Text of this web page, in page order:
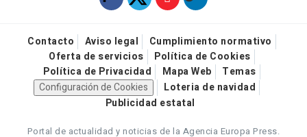
Contacto Aviso legal
Cumplimiento normativo
Oferta de servicios
Política de Cookies
Política de Privacidad
Mapa Web
Temas
Configuración de Cookies
Loteria de navidad
Publicidad estatal
Portal de actualidad y noticias de la Agencia Europa Press.